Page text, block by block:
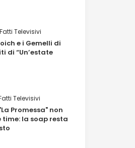
Fatti Televisivi
e i Gemelli di
di “Un’estate
Televisivi
Promessa" non
la soap resta